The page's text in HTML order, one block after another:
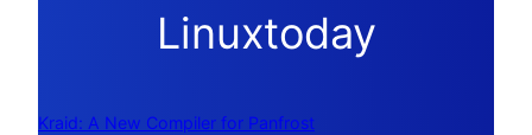
Linuxtoday
Kraid: A New Compiler for Panfrost